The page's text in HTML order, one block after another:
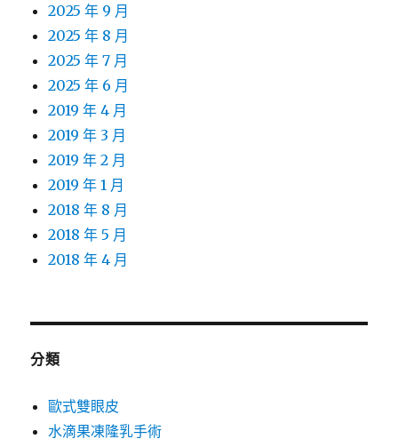
2025 年 9 月
2025 年 8 月
2025 年 7 月
2025 年 6 月
2019 年 4 月
2019 年 3 月
2019 年 2 月
2019 年 1 月
2018 年 8 月
2018 年 5 月
2018 年 4 月
分類
歐式雙眼皮
水滴果凍隆乳手術